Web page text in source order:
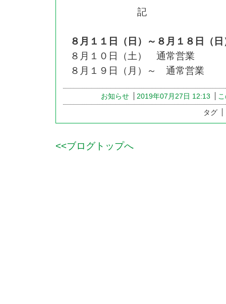
記
８月１１日（日）～８月１８日（
８月１０日（土） 通常営業
８月１９日（月）～ 通常営業
お知らせ 2019年07月27日 12:13
タグ
<<ブログトップへ